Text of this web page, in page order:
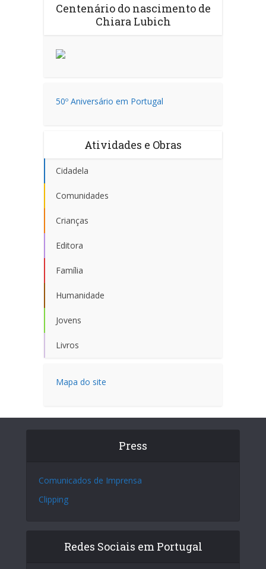
Centenário do nascimento de
Chiara Lubich
50º Aniversário em Portugal
Atividades e Obras
Cidadela
Comunidades
Crianças
Editora
Família
Humanidade
Jovens
Livros
Mapa do site
Press
Comunicados de Imprensa
Clipping
Redes Sociais em Portugal